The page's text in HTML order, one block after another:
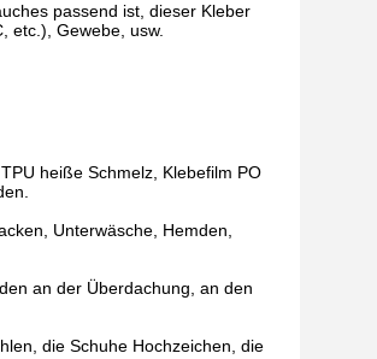
passend ist, dieser Kleber
etc.), Gewebe, usw.
heiße Schmelz, Klebefilm PO
Unterwäsche, Hemden,
an der Überdachung, an den
die Schuhe Hochzeichen, die